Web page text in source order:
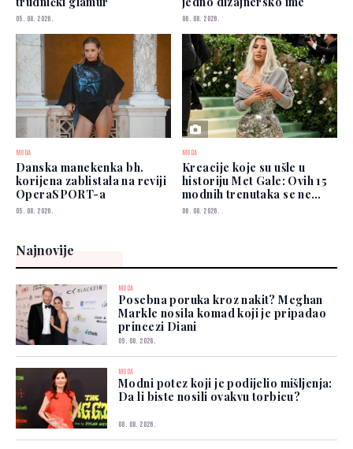
05. 08. 2026. 06. 08. 2026.
MODA
Danska manekenka bh.
korijena zablistala na reviji
OperaSPORT-a
05. 08. 2026.
MODA
Kreacije koje su ušle u
historiju Met Gale: Ovih 15
modnih trenutaka se ne
zaboravlja
06. 08. 2026.
Najnovije
MODA
Posebna poruka kroz nakit? Meghan
Markle nosila komad koji je pripadao
princezi Diani
09. 08. 2026.
MODA
Modni potez koji je podijelio mišljenja:
Da li biste nosili ovakvu torbicu?
08. 08. 2026.